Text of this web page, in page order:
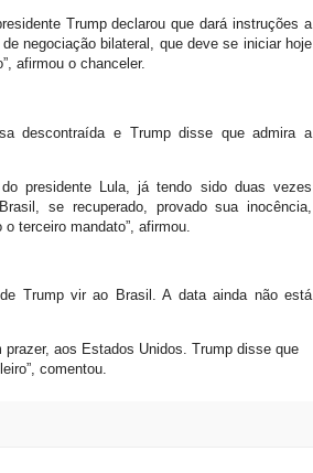
Trump declarou que dará instruções a
negociação bilateral, que deve se iniciar hoje
afirmou o chanceler.
descontraída e Trump disse que admira a
presidente Lula, já tendo sido duas vezes
se recuperado, provado sua inocência,
terceiro mandato”, afirmou.
Trump vir ao Brasil. A data ainda não está
aos Estados Unidos. Trump disse que
comentou.